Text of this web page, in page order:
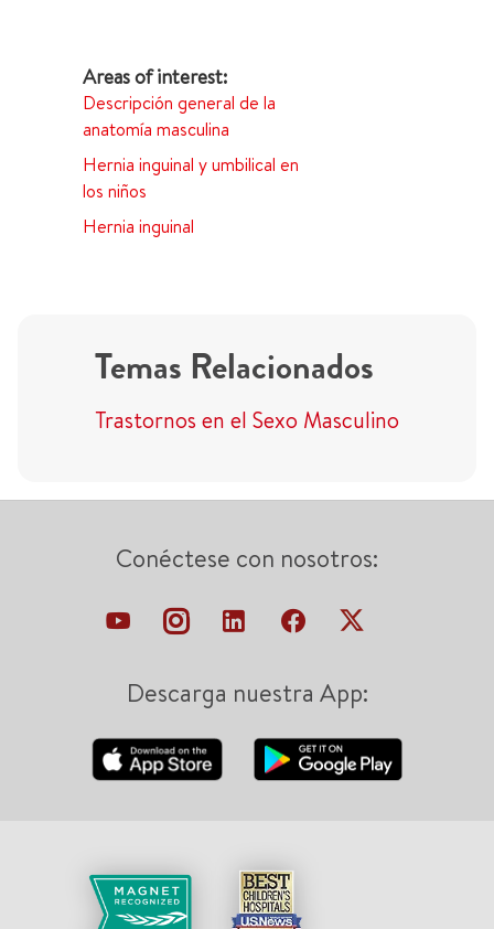
Descripción general de la
anatomía masculina
Hernia inguinal y umbilical en
los niños
Hernia inguinal
Temas Relacionados
Trastornos en el Sexo Masculino
Conéctese con nosotros:
Descarga nuestra App: